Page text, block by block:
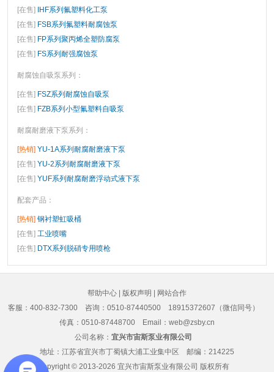
[在售] IHF系列氟塑料化工泵
[在售] FSB系列氟塑料耐腐蚀泵
[在售] FP系列聚丙烯全塑防腐泵
[在售] FS系列耐强腐蚀泵
耐腐蚀自吸泵系列 ：
[在售] FSZ系列耐腐蚀自吸泵
[在售] FZB系列小型氟塑料自吸泵
耐腐耐磨液下泵系列 ：
[热销] YU-1A系列耐腐耐磨液下泵
[在售] YU-2系列耐腐耐磨液下泵
[在售] YUF系列耐腐耐磨浮动式液下泵
配套产品 ：
[热销] 钢衬塑虹吸桶
[在售] 工业喷嘴
[在售] DTX系列脱硝专用喷枪
帮助中心 | 版权声明 | 网站合作
客服：400-832-7300
咨询：0510-87440500 18915372607（微信同号）
传真：0510-87448700 Email：web@zsby.cn
公司名称： 宜兴市宙斯泵业有限公司
地址：江苏省宜兴市丁蜀镇大浦工业集中区 邮编：214225
Copyright © 2013-2026 宜兴市宙斯泵业有限公司 版权所有